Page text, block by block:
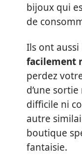
bijoux qui
de
Ils ont aussi
facilement
perdez
d’une
difficile ni
autre
boutique
fantaisie.